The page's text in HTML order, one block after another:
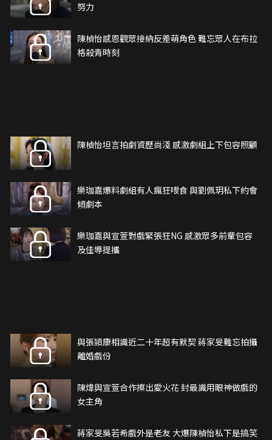
努力
陳楨怡感恩觀眾接納反差萌角色 難忘眾人在布拉
格殺青時刻
陳楨怡坦言拍劇資歷尚淺 感激劇組上下包容照顧
樂珈嘉爆料劇組有人瘋狂喂食 與劉佩玥私下約會
傾劇本
樂珈嘉與宣萱對戲緊張狂NG 感激眾多前輩包容
及佳導提攜
與張頴康相識近二十年超有默契 蔣家旻難忘拍攝
離婚戲份
陳煒與宣萱合作擦出愛火花 封最識用眼神做戲的
女主角
蔣家旻吳若希戲外是老友 大爆陳楨怡私下是搞笑